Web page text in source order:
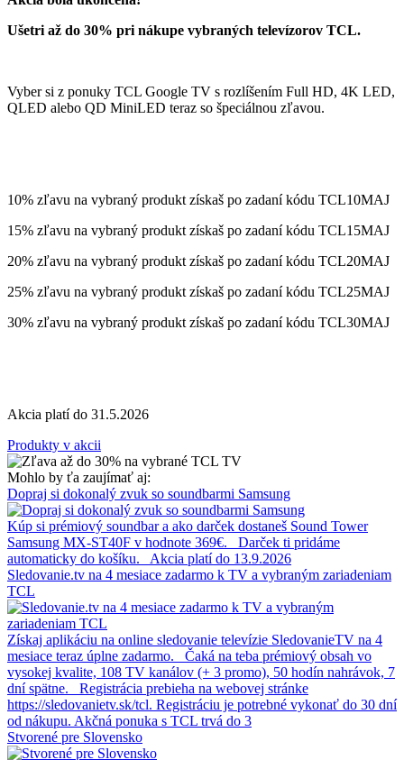
Ušetri až do 30% pri nákupe vybraných televízorov TCL.
Vyber si z ponuky TCL Google TV s rozlíšením Full HD, 4K LED,
QLED alebo QD MiniLED teraz so špeciálnou zľavou.
10% zľavu na vybraný produkt získaš po zadaní kódu TCL10MAJ
15% zľavu na vybraný produkt získaš po zadaní kódu TCL15MAJ
20% zľavu na vybraný produkt získaš po zadaní kódu TCL20MAJ
25% zľavu na vybraný produkt získaš po zadaní kódu TCL25MAJ
30% zľavu na vybraný produkt získaš po zadaní kódu TCL30MAJ
Akcia platí do 31.5.2026
Produkty v akcii
Mohlo by ťa zaujímať aj:
Dopraj si dokonalý zvuk so soundbarmi Samsung
Kúp si prémiový soundbar a ako darček dostaneš Sound Tower
Samsung MX-ST40F v hodnote 369€. Darček ti pridáme
automaticky do košíku. Akcia platí do 13.9.2026
Sledovanie.tv na 4 mesiace zadarmo k TV a vybraným zariadeniam
TCL
Získaj aplikáciu na online sledovanie televízie SledovanieTV na 4
mesiace teraz úplne zadarmo. Čaká na teba prémiový obsah vo
vysokej kvalite, 108 TV kanálov (+ 3 promo), 50 hodín nahrávok, 7
dní spätne. Registrácia prebieha na webovej stránke
https://sledovanietv.sk/tcl. Registráciu je potrebné vykonať do 30 dní
od nákupu. Akčná ponuka s TCL trvá do 3
Stvorené pre Slovensko